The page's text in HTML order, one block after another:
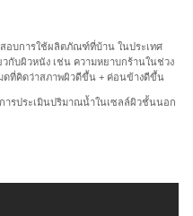
สอบการใช้ผลิตภัณฑ์ที่บ้าน ในประเทศ
กับผิวหนัง เช่น ความหยาบกร้านในช่วง
ดที่คิดว่าสภาพผิวดีขึ้น + ค่อนข้างดีขึ้น
การประเมินปริมาณน้ำในเซลล์ผิวชั้นนอก